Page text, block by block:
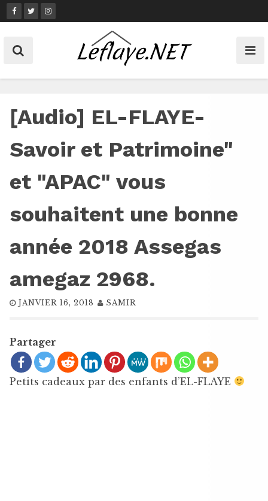
Skip
to
[Audio] EL-FLAYE-
Savoir et Patrimoine"
et "APAC" vous
souhaitent une bonne
année 2018 Assegas
amegaz 2968.
JANVIER 16, 2018 SAMIR
Partager
Petits cadeaux par des enfants d’EL-FLAYE